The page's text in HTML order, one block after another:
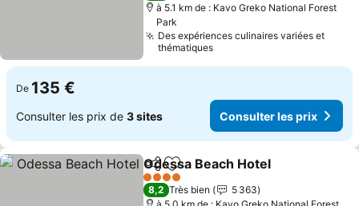
à 5.1 km de : Kavo Greko National Forest
Park
Des expériences culinaires variées et
thématiques
De 135 €
Consulter les prix de 3 sites Consulter les prix
PartagerAjouter à mes favoris
Odessa Beach Hotel
4 Étoiles
8,2 Très bien
5 363